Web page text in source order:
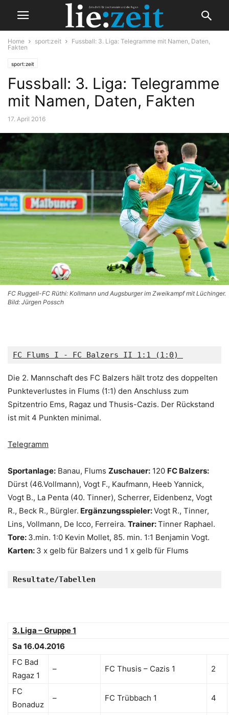
Home sport:zeit
Fussball: 3. Liga: Telegramme mit Namen, Daten,
Fakten
sport:zeit
Fussball: 3. Liga: Telegramme
mit Namen, Daten, Fakten
17. April 2016
FC Ruggell-FC Rüthi: Kollmann und Augsburger im Zweikampf mit Lüchinger.
Bild: Jürgen Possch
FC Flums I - FC Balzers II 1:1 (1:0)
Die 2. Mannschaft des FC Balzers hält trotz des doppelten
Punkteverlustes in Flums (1:1) den Anschluss zum
Spitzentrio Ems, Ragaz und Thusis-Cazis. Der Rückstand
ist mit 4 Punkten minimal.
Telegramm
Sportanlage: Banau, Flums Zuschauer: 120 FC Balzers:
Dürst (46.Vollmann), Vogt F., Kaufmann, Heeb Yannick,
Vogt B., La Penta (40. Tinner), Scherrer, Eidenbenz, Vogt
R., Beck R., Bürgler. Ergänzungsspieler:Vogt R., Tinner,
Lins, Vollmann, De Icco, Ferreira. Trainer:Tinner Raphael.
Tore: 3.min. 1:0 Kevin Mollet, 85. min. 1:1 Benjamin Vogt.
Karten: 3 x gelb für Balzers und 1 x gelb für Flums
Resultate/Tabellen
3. Liga – Gruppe 1
Sa 16.04.2016
FC Bad
Ragaz 1
– FC Thusis – Cazis 1 2
FC
Bonaduz
– FC Trübbach 1 4